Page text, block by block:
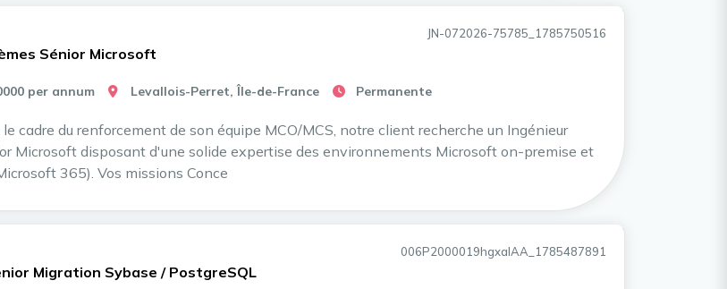
JN-072026-75785_1785750516
Sénior Microsoft
per annum Levallois-Perret, Île-de-France Permanente
cadre du renforcement de son équipe MCO/MCS, notre client recherche un Ingénieur
Microsoft disposant d'une solide expertise des environnements Microsoft on-premise et
365). Vos missions Conce
006P2000019hgxaIAA_1785487891
Migration Sybase / PostgreSQL